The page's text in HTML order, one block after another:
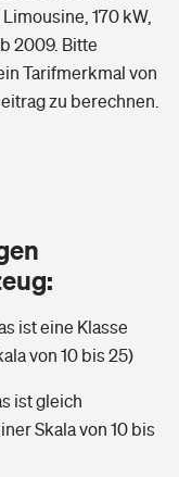
im Alter?
170 kW,
2009. Bitte
Tarifmerkmal von
zu berechnen.
ist eine Klasse
von 10 bis 25)
ist gleich
Skala von 10 bis